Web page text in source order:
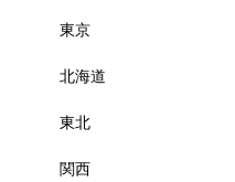
東京
北海道
東北
関西